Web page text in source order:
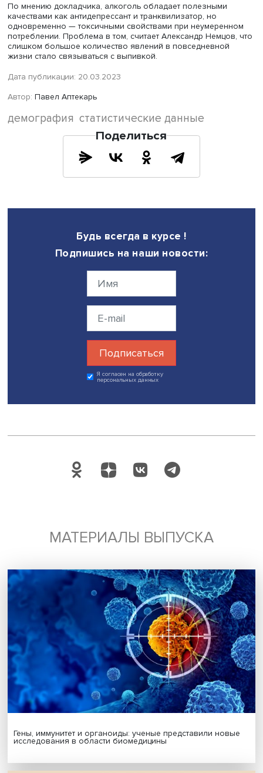
вчетверо реже мужчин умирают от алкогольного
но в советские годы мужчины гибли от алкоголя в 8
чаще.
Ведущий научный сотрудник Центра социокультурных
наблюдается ли снижение смертности во время
пока она не подтверждается расчетами.
Научный сотрудник Центра социокультурных
Надежда Муращенковапоинтересовалась, можно
снизить смертность в праздники. Докладчик полагает,
этого возможно достичь просвещением и
опасности чрезмерных возлияний и следования
неоязыческим обрядам, однако в последние годы, по
В обсуждении доклада также приняли участие главный
научный сотрудник Центра социокультурных
Виктория Галяпинаи ведущий научный сотрудник
Института прикладных политических исследований
В завершение семинара Александр Немцов
помощь в сборе материалов демографов Тимура
ранее работавшего в Институте демографии ВШЭ, и
Гридина из школы управления «Сколково».
По мнению докладчика, алкоголь обладает полезными
качествами как антидепрессант и транквилизатор, но
Павел Аптекарь
Будь всегда в курсе !
Подпишись на наши новости:
Подписаться